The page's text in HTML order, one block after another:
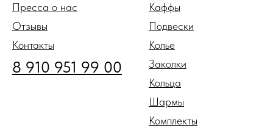
Пресса о нас
Отзывы
Контакты
8 910 951 99 00
Каффы
Подвески
Колье
Заколки
Кольца
Шармы
Комплекты